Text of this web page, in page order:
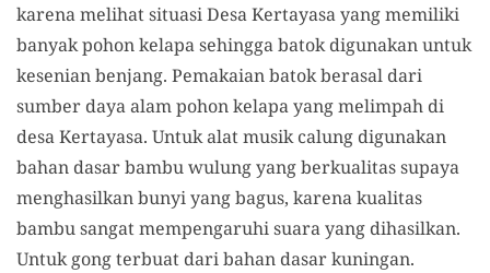
karena melihat situasi Desa Kertayasa yang memiliki
banyak pohon kelapa sehingga batok digunakan untuk
kesenian benjang. Pemakaian batok berasal dari
sumber daya alam pohon kelapa yang melimpah di
desa Kertayasa. Untuk alat musik calung digunakan
bahan dasar bambu wulung yang berkualitas supaya
menghasilkan bunyi yang bagus, karena kualitas
bambu sangat mempengaruhi suara yang dihasilkan.
Untuk gong terbuat dari bahan dasar kuningan.